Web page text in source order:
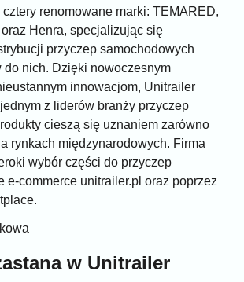
renomowane marki: TEMARED,
Henra, specjalizując się
przyczep samochodowych
do nich. Dzięki nowoczesnym
innowacjom, Unitrailer
z liderów branży przyczep
cieszą się uznaniem zarówno
rynkach międzynarodowych. Firma
wybór części do przyczep
e-commerce unitrailer.pl oraz poprzez
w Unitrailer